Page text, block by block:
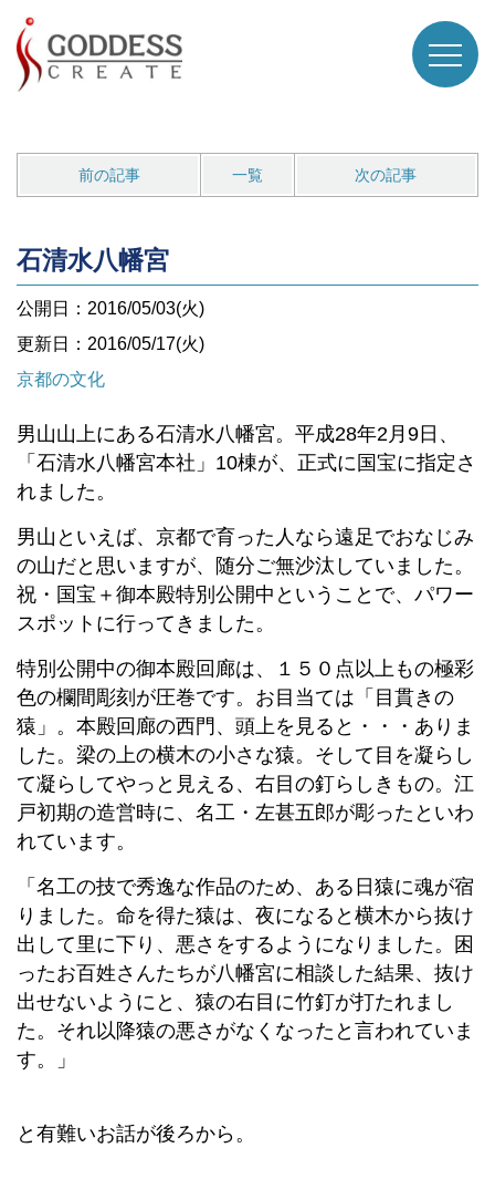
前の記事 一覧 次の記事
石清水八幡宮
公開日：2016/05/03(火)
更新日：2016/05/17(火)
京都の文化
男山山上にある石清水八幡宮。平成28年2月9日、
「石清水八幡宮本社」10棟が、正式に国宝に指定さ
れました。
男山といえば、京都で育った人なら遠足でおなじみ
の山だと思いますが、随分ご無沙汰していました。
祝・国宝＋御本殿特別公開中ということで、パワー
スポットに行ってきました。
特別公開中の御本殿回廊は、１５０点以上もの極彩
色の欄間彫刻が圧巻です。お目当ては「目貫きの
猿」。本殿回廊の西門、頭上を見ると・・・ありま
した。梁の上の横木の小さな猿。そして目を凝らし
て凝らしてやっと見える、右目の釘らしきもの。江
戸初期の造営時に、名工・左甚五郎が彫ったといわ
れています。
「名工の技で秀逸な作品のため、ある日猿に魂が宿
りました。命を得た猿は、夜になると横木から抜け
出して里に下り、悪さをするようになりました。困
ったお百姓さんたちが八幡宮に相談した結果、抜け
出せないようにと、猿の右目に竹釘が打たれまし
た。それ以降猿の悪さがなくなったと言われていま
す。」
と有難いお話が後ろから。